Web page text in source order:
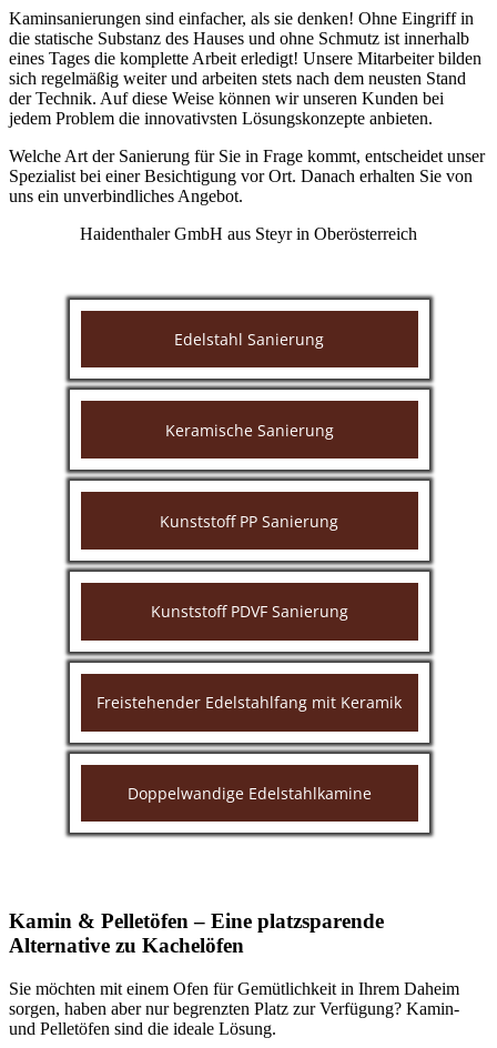
Kaminsanierungen sind einfacher, als sie denken! Ohne Eingriff in
die statische Substanz des Hauses und ohne Schmutz ist innerhalb
eines Tages die komplette Arbeit erledigt! Unsere Mitarbeiter bilden
sich regelmäßig weiter und arbeiten stets nach dem neusten Stand
der Technik. Auf diese Weise können wir unseren Kunden bei
jedem Problem die innovativsten Lösungskonzepte anbieten.
Welche Art der Sanierung für Sie in Frage kommt, entscheidet unser
Spezialist bei einer Besichtigung vor Ort. Danach erhalten Sie von
uns ein unverbindliches Angebot.
Haidenthaler GmbH aus Steyr in Oberösterreich
Edelstahl Sanierung
Keramische Sanierung
Kunststoff PP Sanierung
Kunststoff PDVF Sanierung
Freistehender Edelstahlfang mit Keramik
Doppelwandige Edelstahlkamine
Kamin & Pelletöfen – Eine platzsparende
Alternative zu Kachelöfen
Sie möchten mit einem Ofen für Gemütlichkeit in Ihrem Daheim
sorgen, haben aber nur begrenzten Platz zur Verfügung? Kamin-
und Pelletöfen sind die ideale Lösung.